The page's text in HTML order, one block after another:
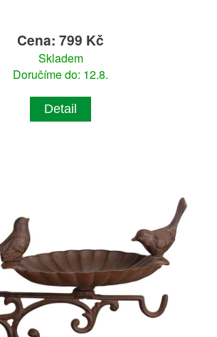
Cena: 799 Kč
Skladem
Doručíme do: 12.8.
Detail